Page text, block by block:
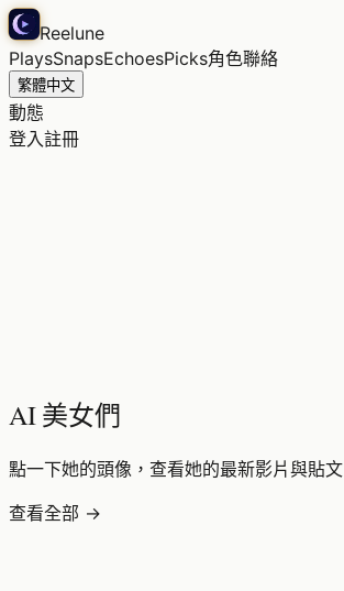
Reelune
PlaysSnapsEchoesPicks角色聯絡
繁體中文
動態
登入註冊
AI 美女們
點一下她的頭像，查看她的最新影片與貼文
查看全部 →